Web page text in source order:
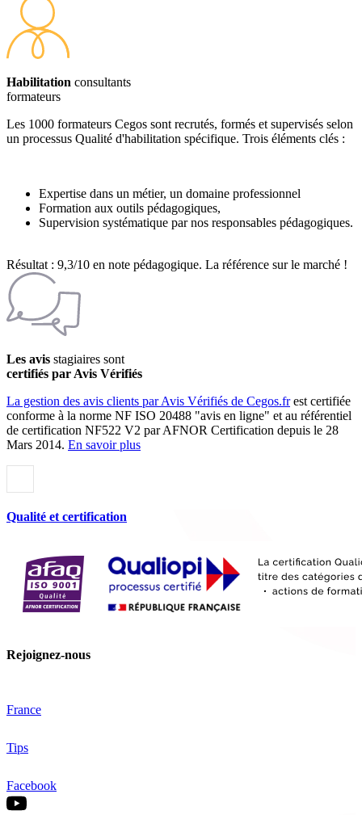
Habilitation consultants
formateurs
Les 1000 formateurs Cegos sont recrutés, formés et supervisés selon
un processus Qualité d'habilitation spécifique. Trois éléments clés :
Expertise dans un métier, un domaine professionnel
Formation aux outils pédagogiques,
Supervision systématique par nos responsables pédagogiques.
Résultat : 9,3/10 en note pédagogique. La référence sur le marché !
Les avis stagiaires sont
certifiés par Avis Vérifiés
La gestion des avis clients par Avis Vérifiés de Cegos.frest certifiée
conforme à la norme NF ISO 20488 "avis en ligne" et au référentiel
de certification NF522 V2 par AFNOR Certification depuis le 28
Mars 2014. En savoir plus
Qualité et certification
Rejoignez-nous
France
Tips
Facebook